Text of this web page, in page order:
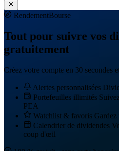
RendementBourse
Tout pour suivre vos
gratuitement
Créez votre compte en 30 secondes
Alertes personnalisées
Portefeuilles illimités
PEA
Watchlist & favoris
Calendrier de dividendes
coup d'œil